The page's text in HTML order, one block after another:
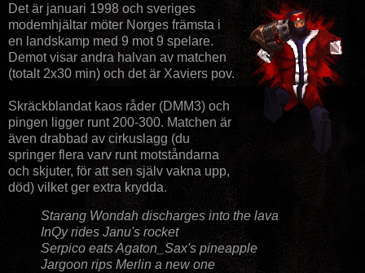
Det är januari 1998 och sveriges
modemhjältar möter Norges främsta i
en landskamp med 9 mot 9 spelare.
Demot visar andra halvan av matchen
(totalt 2x30 min) och det är Xaviers pov.
Skräckblandat kaos råder (DMM3) och
pingen ligger runt 200-300. Matchen är
även drabbad av cirkuslagg (du
springer flera varv runt motståndarna
och skjuter, för att sen själv vakna upp,
död) vilket ger extra krydda.
Starang Wondah discharges into the lava
InQy rides Janu's rocket
Serpico eats Agaton_Sax's pineapple
Jargoon rips Merlin a new one